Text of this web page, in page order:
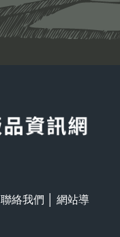
聯絡我們
網站導